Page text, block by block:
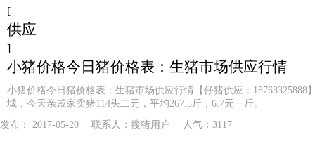
[
供应
]
小猪价格今日猪价格表：生猪市场供应行情
小猪价格今日猪价格表：生猪市场供应行情【仔猪供应：
城，今天亲戚家卖猪114头二元，平均267.5斤，6.7元一斤。
发布： 2017-05-20 联系人： 搜猪用户 人气：3117